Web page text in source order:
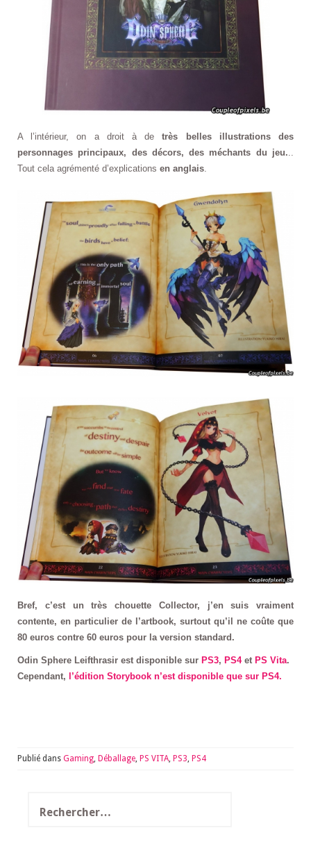
A l’intérieur, on a droit à detrès belles illustrations des
personnages principaux, des décors, des méchants du jeu...
Tout cela agrémenté d’explications en anglais.
Bref, c’est un très chouette Collector, j’en suis vraiment
contente, en particulier de l’artbook, surtout qu’il ne coûte que
80 euros contre 60 euros pour la version standard.
Odin Sphere Leifthrasir est disponible sur PS3, PS4 et PS Vita.
Cependant,
l’édition Storybook n’est disponible que sur PS4.
Publié dans Gaming Déballage PS VITA PS3 PS4